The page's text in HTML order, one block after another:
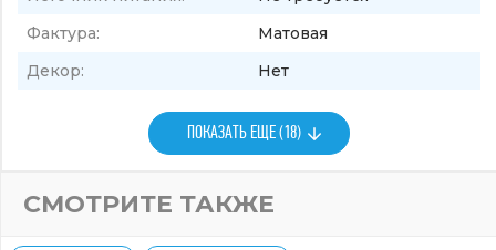
Фактура:
Матовая
Декор:
Нет
ПОКАЗАТЬ ЕЩЕ (18)
СМОТРИТЕ ТАКЖЕ